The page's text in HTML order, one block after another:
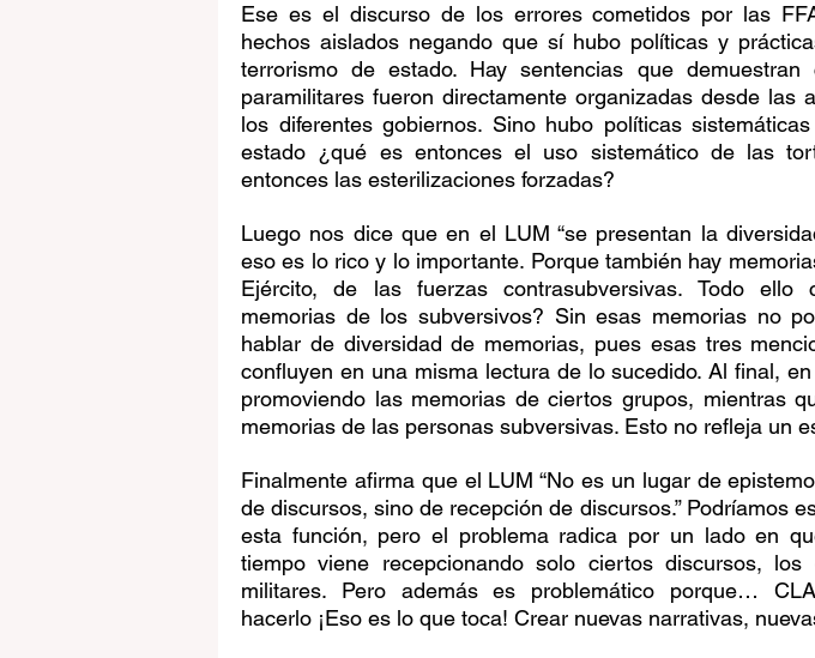
Ese es el discurso de los errores cometidos por las
hechos aislados negando que sí hubo políticas y
terrorismo de estado. Hay sentencias que
paramilitares fueron directamente organizadas desde las
los diferentes gobiernos. Sino hubo políticas
estado ¿qué es entonces el uso sistemático de las
entonces las esterilizaciones forzadas?
Luego nos dice que en el LUM “se presentan la
eso es lo rico y lo importante. Porque también hay
Ejército, de las fuerzas contrasubversivas. Todo ello
memorias de los subversivos? Sin esas memorias no
hablar de diversidad de memorias, pues esas tres
confluyen en una misma lectura de lo sucedido. Al final,
promoviendo las memorias de ciertos grupos, mientras
memorias de las personas subversivas. Esto no refleja un
Finalmente afirma que el LUM “No es un lugar de
de discursos, sino de recepción de discursos.” Podríamos
esta función, pero el problema radica por un lado en
tiempo viene recepcionando solo ciertos discursos,
militares. Pero además es problemático porque…
hacerlo ¡Eso es lo que toca! Crear nuevas narrativas,